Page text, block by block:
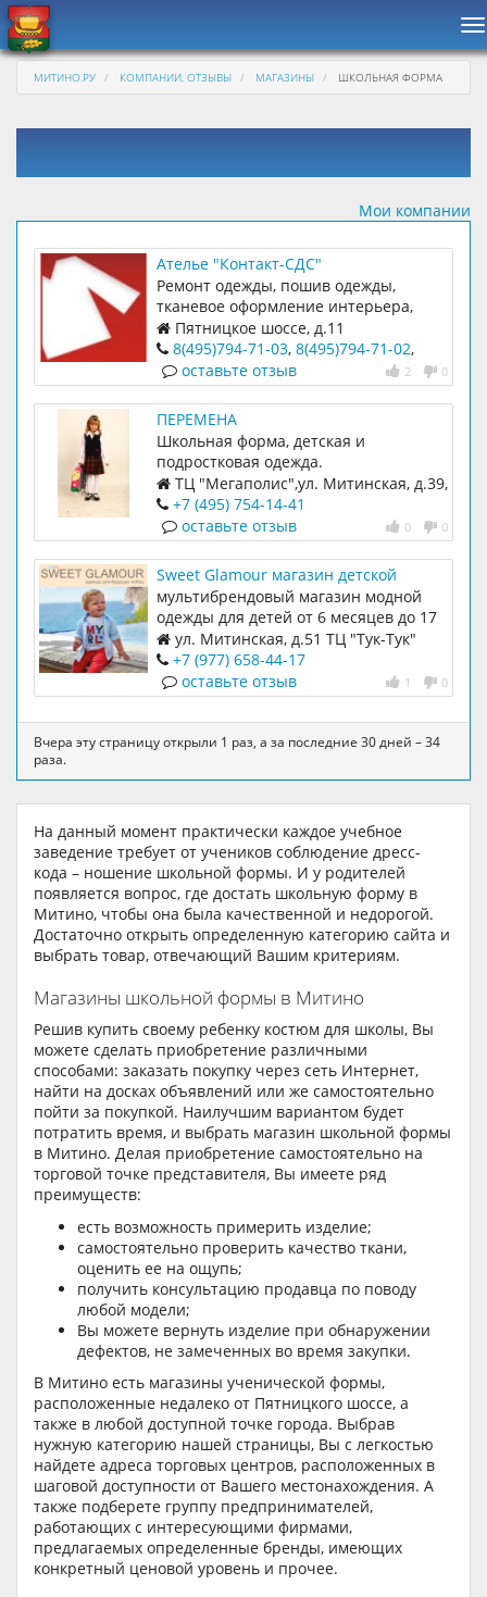
МИТИНО.РУ КОМПАНИИ, ОТЗЫВЫ МАГАЗИНЫ ШКОЛЬНАЯ ФОРМА
Мои компании
Ателье "Контакт-СДС"
Ремонт одежды, пошив одежды,
тканевое оформление интерьера,
школьная форма (готовая и на заказ)
Пятницкое шоссе, д.11
8(495)794-71-03, 8(495)794-71-02,
8(495)794-71-01
2 0
оставьте отзыв
ПЕРЕМЕНА
Школьная форма, детская и
подростковая одежда.
ТЦ "Мегаполис",ул. Митинская, д.39,
2 этаж с 10.00 до 21.00
+7 (495) 754-14-41
0 0
оставьте отзыв
Sweet Glamour магазин детской
одежды
мультибрендовый магазин модной
одежды для детей от 6 месяцев до 17
летул. Митинская, д.51 ТЦ "Тук-Тук"
+7 (977) 658-44-17
1 0
оставьте отзыв
Вчера эту страницу открыли 1 раз, а за последние 30 дней – 34
раза.
На данный момент практически каждое учебное
заведение требует от учеников соблюдение дресс-
кода – ношение школьной формы. И у родителей
появляется вопрос, где достать школьную форму в
Митино, чтобы она была качественной и недорогой.
Достаточно открыть определенную категорию сайта и
выбрать товар, отвечающий Вашим критериям.
Магазины школьной формы в Митино
Решив купить своему ребенку костюм для школы, Вы
можете сделать приобретение различными
способами: заказать покупку через сеть Интернет,
найти на досках объявлений или же самостоятельно
пойти за покупкой. Наилучшим вариантом будет
потратить время, и выбрать магазин школьной формы
в Митино. Делая приобретение самостоятельно на
торговой точке представителя, Вы имеете ряд
преимуществ:
есть возможность примерить изделие;
самостоятельно проверить качество ткани,
оценить ее на ощупь;
получить консультацию продавца по поводу
любой модели;
Вы можете вернуть изделие при обнаружении
дефектов, не замеченных во время закупки.
В Митино есть магазины ученической формы,
расположенные недалеко от Пятницкого шоссе, а
также в любой доступной точке города. Выбрав
нужную категорию нашей страницы, Вы с легкостью
найдете адреса торговых центров, расположенных в
шаговой доступности от Вашего местонахождения. А
также подберете группу предпринимателей,
работающих с интересующими фирмами,
предлагаемых определенные бренды, имеющих
конкретный ценовой уровень и прочее.